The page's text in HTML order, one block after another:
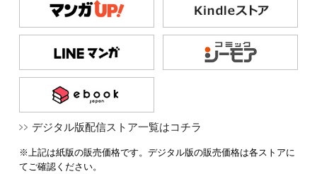
デジタル版配信ストア一覧はコチラ
※上記は紙版の販売価格です。デジタル版の販売価格は各ストアに
てご確認ください。